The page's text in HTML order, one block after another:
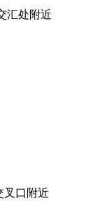
汇处附近
叉口附近